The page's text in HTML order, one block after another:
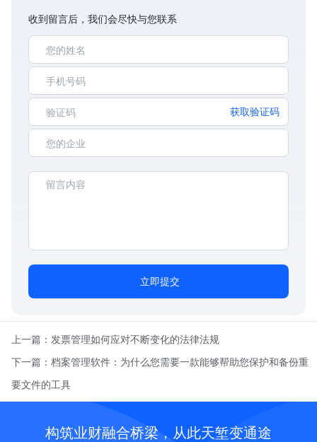
收到留言后，我们会尽快与您联系
获取验证码
立即提交
上一篇： 发票管理如何应对不断变化的法律法规
下一篇： 档案管理软件：为什么您需要一款能够帮助您保护和备份重
要文件的工具
构筑业财融合桥梁，从此天堑变通途